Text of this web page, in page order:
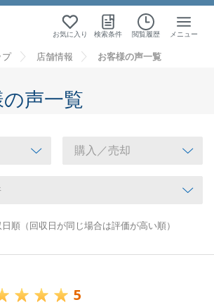
お気に入り 検索条件 閲覧履歴 メニュー
プ 店舗情報 お客様の声一覧
声一覧
順（回収日が同じ場合は評価が高い順）
5